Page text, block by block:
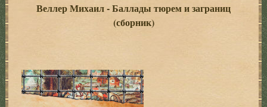
Веллер Михаил - Баллады тюрем и заграниц
(сборник)